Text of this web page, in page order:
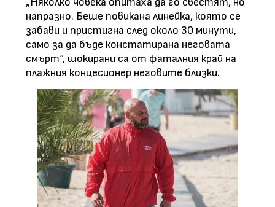
напразно. Беше повикана линейка, която се
забави и пристигна след около 30 минути,
само за да бъде констатирана неговата
смърт“, шокирани са от фаталния край на
плажния концесионер неговите близки.